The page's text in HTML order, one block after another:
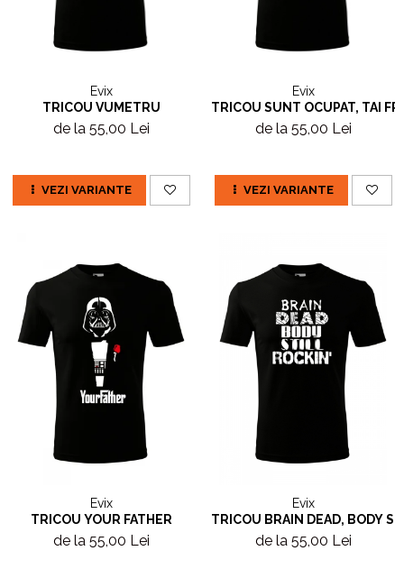
Evix
TRICOU VUMETRU
de la 55,00 Lei
VEZI VARIANTE
Evix
TRICOU SUNT OCUPAT, TAI
de la 55,00 Lei
VEZI VARIANTE
Evix
TRICOU YOUR FATHER
de la 55,00 Lei
Evix
TRICOU BRAIN DEAD, BODY
de la 55,00 Lei